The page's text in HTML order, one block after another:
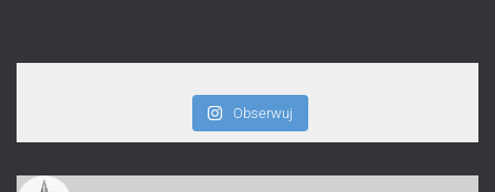
Obserwuj